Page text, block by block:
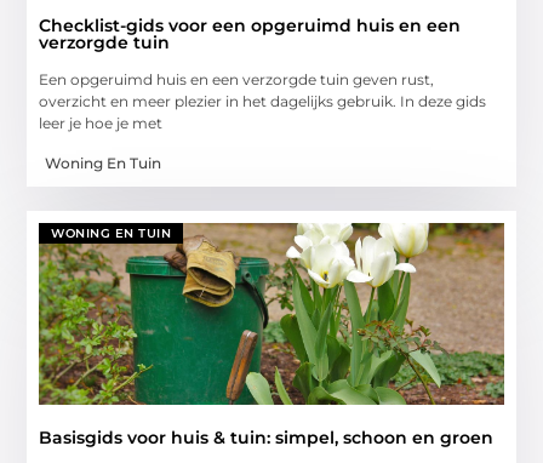
Checklist-gids voor een opgeruimd huis en een
verzorgde tuin
Een opgeruimd huis en een verzorgde tuin geven rust,
overzicht en meer plezier in het dagelijks gebruik. In deze gids
leer je hoe je met
Woning En Tuin
WONING EN TUIN
Basisgids voor huis & tuin: simpel, schoon en groen